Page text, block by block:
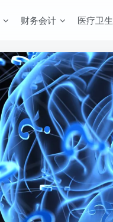
财务会计 医疗卫生